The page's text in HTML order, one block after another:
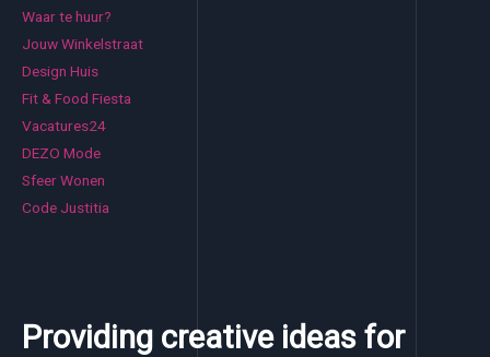
Waar te huur?
Jouw Winkelstraat
Design Huis
Fit & Food Fiesta
Vacatures24
DEZO Mode
Sfeer Wonen
Code Justitia
Providing creative ideas for